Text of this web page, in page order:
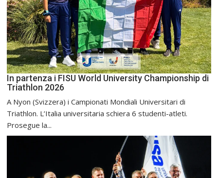
In partenza i FISU World University Championship di
Triathlon 2026
A Nyon (Svizzera) i Campionati Mondiali Universitari di
Triathlon. L’Italia universitaria schiera 6 studenti-atleti.
Prosegue la...